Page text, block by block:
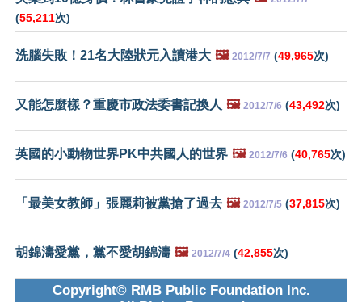
(55,211次)
洗腦失敗！21名大陸狀元入讀港大 🖼️ 2012/7/7 (49,965次)
又能怎麼樣？重慶市政法委書記換人 🖼️ 2012/7/6 (43,492次)
英國的小動物世界PK中共國人的世界 🖼️ 2012/7/6 (40,765次)
「最美女教師」張麗莉被黨搶了過去 🖼️ 2012/7/5 (37,815次)
胡錦濤愛黨，黨不愛胡錦濤 🖼️ 2012/7/4 (42,855次)
Copyright© RMB Public Foundation Inc.